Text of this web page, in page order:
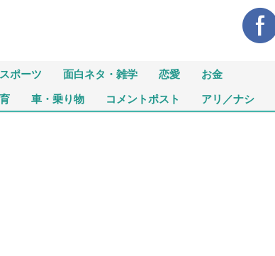
スポーツ 面白ネタ・雑学 恋愛 お金
車・乗り物 コメントポスト アリ／ナシ